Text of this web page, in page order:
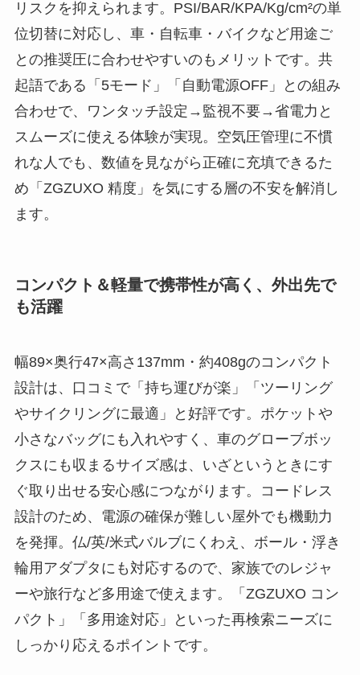
リスクを抑えられます。PSI/BAR/KPA/Kg/cm²の単
位切替に対応し、車・自転車・バイクなど用途ご
との推奨圧に合わせやすいのもメリットです。共
起語である「5モード」「自動電源OFF」との組み
合わせで、ワンタッチ設定→監視不要→省電力と
スムーズに使える体験が実現。空気圧管理に不慣
れな人でも、数値を見ながら正確に充填できるた
め「ZGZUXO 精度」を気にする層の不安を解消し
ます。
コンパクト＆軽量で携帯性が高く、外出先で
も活躍
幅89×奥行47×高さ137mm・約408gのコンパクト
設計は、口コミで「持ち運びが楽」「ツーリング
やサイクリングに最適」と好評です。ポケットや
小さなバッグにも入れやすく、車のグローブボッ
クスにも収まるサイズ感は、いざというときにす
ぐ取り出せる安心感につながります。コードレス
設計のため、電源の確保が難しい屋外でも機動力
を発揮。仏/英/米式バルブにくわえ、ボール・浮き
輪用アダプタにも対応するので、家族でのレジャ
ーや旅行など多用途で使えます。「ZGZUXO コン
パクト」「多用途対応」といった再検索ニーズに
しっかり応えるポイントです。